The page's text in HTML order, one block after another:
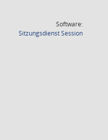
Software:
SitzungsdienstSession(Wird in